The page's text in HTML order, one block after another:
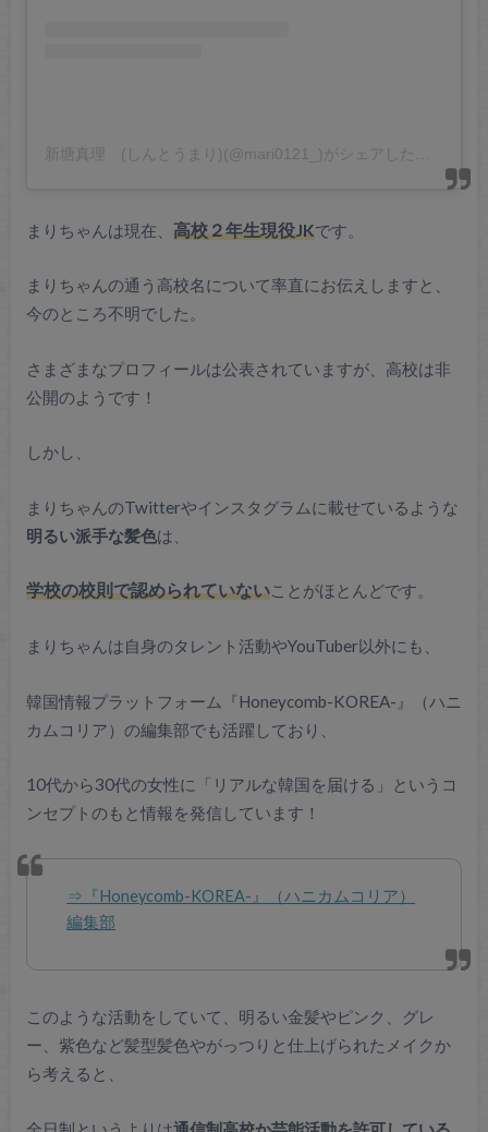
まりちゃんは現在、 高校２年生現役JKです。
まりちゃんの通う高校名について率直にお伝えしますと、
今のところ不明でした。
さまざまなプロフィールは公表されていますが、高校は非
公開のようです！
しかし、
まりちゃんのTwitterやインスタグラムに載せているような
明るい派手な髪色は、
学校の校則で認められていないことがほとんどです。
まりちゃんは自身のタレント活動やYouTuber以外にも、
韓国情報プラットフォーム『Honeycomb-KOREA-』（ハニ
カムコリア）の編集部でも活躍しており、
10代から30代の女性に「リアルな韓国を届ける」というコ
ンセプトのもと情報を発信しています！
⇒『Honeycomb-KOREA-』（ハニカムコリア）
編集部
このような活動をしていて、明るい金髪やピンク、グレ
ー、紫色など髪型髪色やがっつりと仕上げられたメイクか
ら考えると、